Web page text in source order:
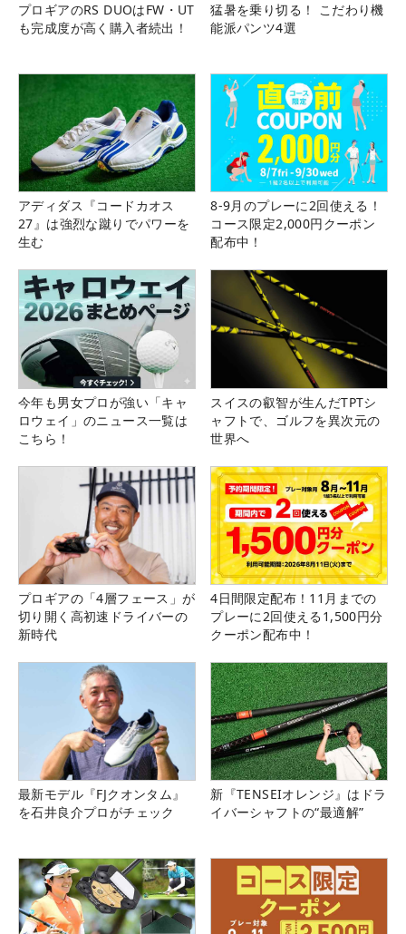
プロギアのRS DUOはFW・UT
も完成度が高く購入者続出！
猛暑を乗り切る！ こだわり機
能派パンツ4選
アディダス『コードカオス
27』は強烈な蹴りでパワーを
生む
8-9月のプレーに2回使える！
コース限定2,000円クーポン
配布中！
今年も男女プロが強い「キャ
ロウェイ」のニュース一覧は
こちら！
スイスの叡智が生んだTPTシ
ャフトで、ゴルフを異次元の
世界へ
プロギアの「4層フェース」が
切り開く高初速ドライバーの
新時代
4日間限定配布！11月までの
プレーに2回使える1,500円分
クーポン配布中！
最新モデル『FJクオンタム』
を石井良介プロがチェック
新『TENSEIオレンジ』はドラ
イバーシャフトの“最適解”